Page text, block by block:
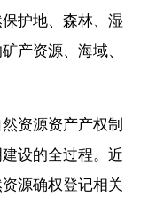
护地、森林、湿
产资源、海域、
资源资产产权制
设的全过程。近
源确权登记相关